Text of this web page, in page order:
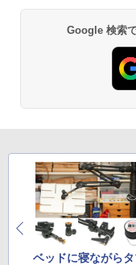
Google 検索
ベッドに寝ながら